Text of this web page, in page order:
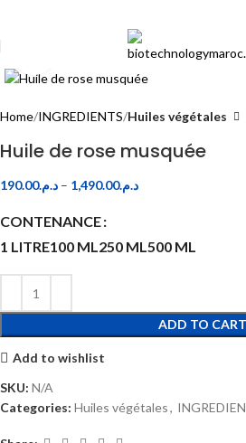
Click to enlarge
Home INGREDIENTS Huiles végétales
Huile de rose musquée
د.م.190.00 – د.م.1,490.00
CONTENANCE
1 LITRE100 ML250 ML500 ML
ADD TO CART
Add to wishlist
SKU: N/A
Categories: Huiles végétales,